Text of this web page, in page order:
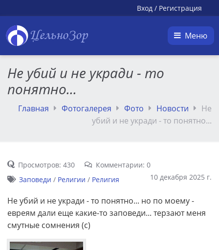
Вход / Регистрация
ЦельноЗор Меню
Не убий и не укради - то
понятно...
Главная Фотогалерея Фото Новости
Не
убий и не укради - то понятно...
Просмотров: 430
Комментарии: 0
10 декабря 2025 г.
Заповеди / Религии / Религия
Не убий и не укради - то понятно... но по моему -
евреям дали еще какие-то заповеди... терзают меня
смутные сомнения (с)